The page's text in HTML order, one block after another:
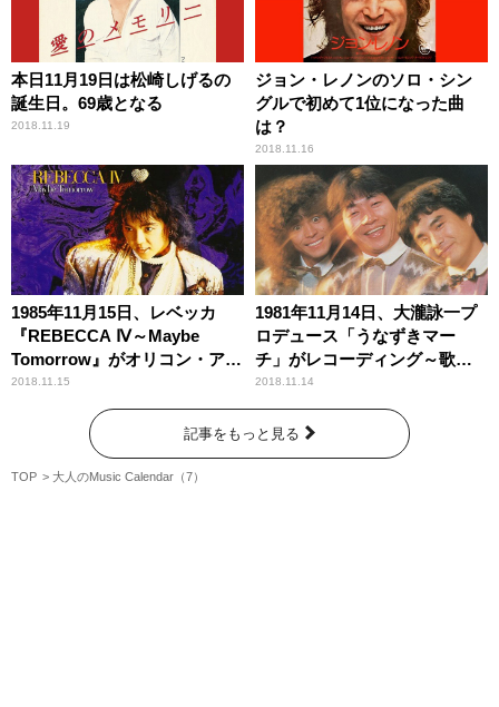
本日11月19日は松崎しげるの
誕生日。69歳となる
2018.11.19
ジョン・レノンのソロ・シン
グルで初めて1位になった曲
は？
2018.11.16
1985年11月15日、レベッカ
『REBECCA Ⅳ～Maybe
Tomorrow』がオリコン・アル
バム・チャート1位を獲得
2018.11.15
1981年11月14日、大瀧詠一プ
ロデュース「うなずきマー
チ」がレコーディング～歌う
のは紳助・竜介、ツービー
ト、B&Bのうなずき役によっ
て結成されたうなずきトリオ
2018.11.14
記事をもっと見る
TOP 大人のMusic Calendar（7）